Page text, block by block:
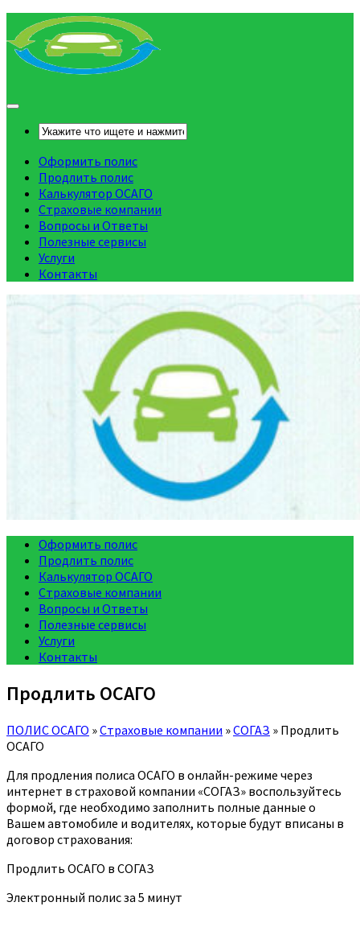
Оформить полис
Продлить полис
Калькулятор ОСАГО
Страховые компании
Вопросы и Ответы
Полезные сервисы
Услуги
Контакты
Оформить полис
Продлить полис
Калькулятор ОСАГО
Страховые компании
Вопросы и Ответы
Полезные сервисы
Услуги
Контакты
Продлить ОСАГО
ПОЛИС ОСАГО »Страховые компании »СОГАЗ » Продлить
ОСАГО
Для продления полиса ОСАГО в онлайн-режиме через
интернет в страховой компании «СОГАЗ» воспользуйтесь
формой, где необходимо заполнить полные данные о
Вашем автомобиле и водителях, которые будут вписаны в
договор страхования:
Продлить ОСАГО в СОГАЗ
Электронный полис за 5 минут